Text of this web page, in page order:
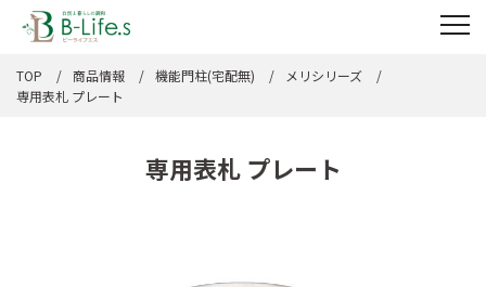
TOP 商品情報 機能門柱(宅配無)
メリシリーズ
専用表札 プレート
専用表札 プレート